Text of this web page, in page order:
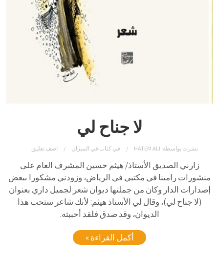
لا جناح لي
نشرت بواسطة: HATEM ALI فيكتاب في الميزان اضف تعليق
زارني الصديق الأستاذ/ هيثم حسين المشرف العام على
منشورات رامينا في مكتبي في الرياض، وزودني مشكورا ببعض
إصدارات الدار وكان من جملتها ديوان شعر لجميل داري بعنوان
(لا جناح لي)، وقال لي الأستاذ هيثم: لأنك شاعر ستحب هذا
الديوان، وقد صدق فلقد أحببته.
أكمل القراءة »